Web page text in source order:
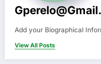
Add your Biographical
View All Posts